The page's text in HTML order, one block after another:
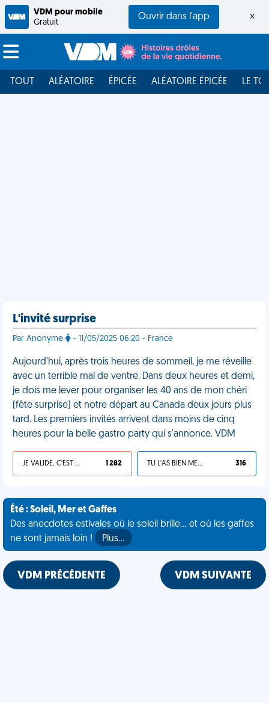
VDM pour mobile
Gratuit
Ouvrir dans l'app ×
TOUT ALÉATOIRE ÉPICÉE ALÉATOIRE ÉPICÉE LE
L'invité surprise
Par Anonyme - 11/05/2025 06:20 - France
Aujourd'hui, après trois heures de sommeil, je me réveille
avec un terrible mal de ventre. Dans deux heures et demi,
je dois me lever pour organiser les 40 ans de mon chéri
(fête surprise) et notre départ au Canada deux jours plus
tard. Les premiers invités arrivent dans moins de cinq
heures pour la belle gastro party qui s'annonce. VDM
JE VALIDE, C'EST UNE VDM 1 282 TU L'AS BIEN MÉRITÉ 316
Été : Soleil, Mer et Gaffes
Des anecdotes estivales où le soleil brille... et où les gaffes
ne sont jamais loin !
Plus…
VDM PRÉCÉDENTE VDM SUIVANTE